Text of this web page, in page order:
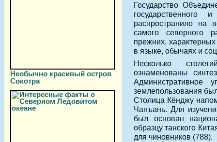
Необычно красивый остров
Сокотра
Государство
государственного
распространило на
самого северного
прежних,
в языке, обычаях и
Несколько
ознаменованы
Административное
землепользования
Столица Кёнджу
Чанъань. Для
был основан
образцу танского
для чиновников (788).